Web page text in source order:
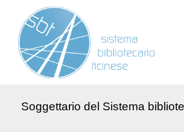
Soggettario del Sistema